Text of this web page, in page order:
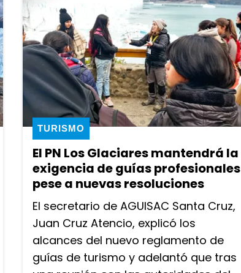
El PN Los Glaciares mantendrá la
exigencia de guías profesionales
pese a nuevas resoluciones
TURISMO
El secretario de AGUISAC Santa Cruz,
Juan Cruz Atencio, explicó los
alcances del nuevo reglamento de
guías de turismo y adelantó que tras